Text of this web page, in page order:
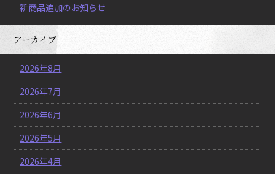
新商品追加のお知らせ
アーカイブ
2026年8月
2026年7月
2026年6月
2026年5月
2026年4月